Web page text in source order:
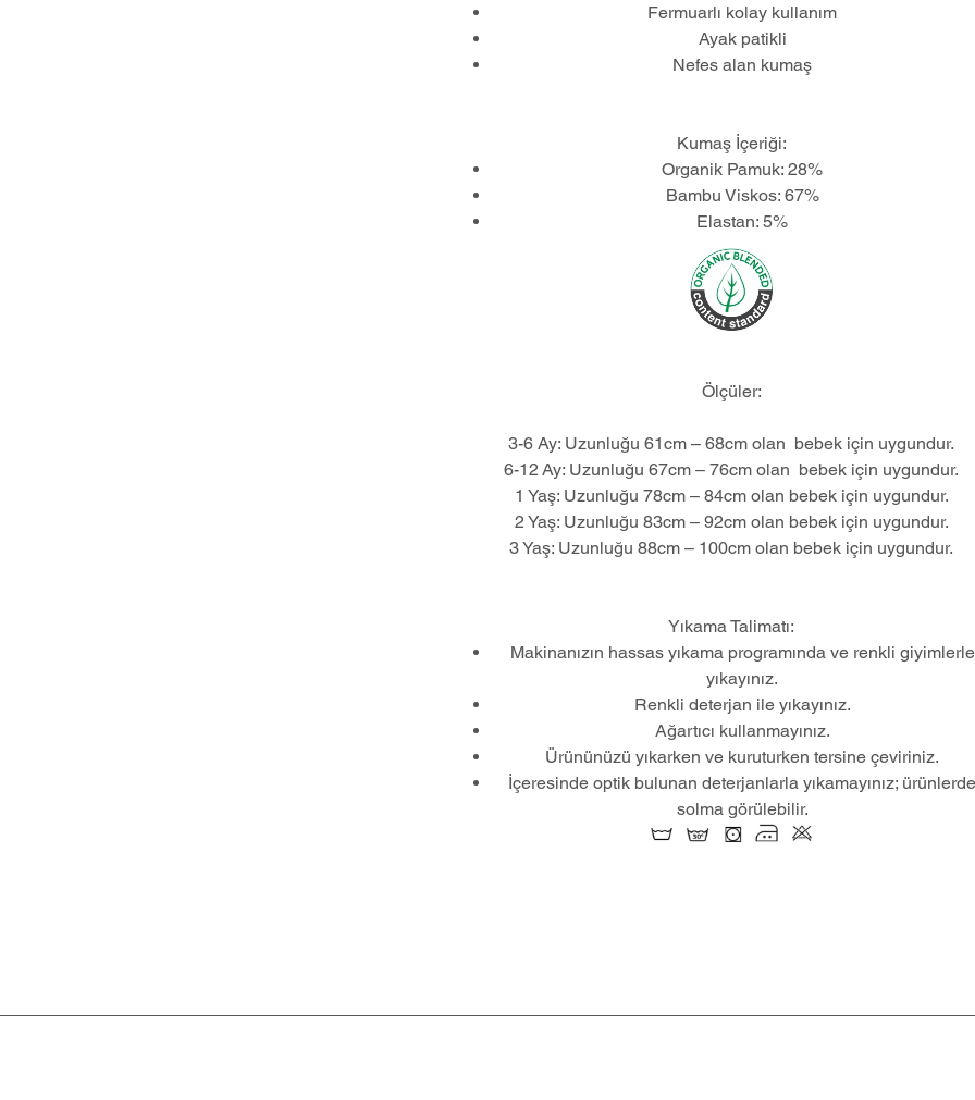
Fermuarlı kolay kullanım
Ayak patikli
Nefes alan kumaş
Kumaş İçeriği:
Organik Pamuk: 28%
Bambu Viskos: 67%
Elastan: 5%
Ölçüler:
3-6 Ay: Uzunluğu 61cm – 68cm olan bebek için uygundur.
6-12 Ay: Uzunluğu 67cm – 76cm olan bebek için uygundur.
1 Yaş: Uzunluğu 78cm – 84cm olan bebek için uygundur.
2 Yaş: Uzunluğu 83cm – 92cm olan bebek için uygundur.
3Yaş: Uzunluğu 88cm – 100cm olan bebek için uygundur.
Yıkama Talimatı:
Makinanızın hassas yıkama programında ve renkli giyimlerle
yıkayınız.
Renkli deterjan ile yıkayınız.
Ağartıcı kullanmayınız.
Ürününüzü yıkarken ve kuruturken tersine çeviriniz.
İçeresinde optik bulunan deterjanlarla yıkamayınız; ürünlerde
solma görülebilir.